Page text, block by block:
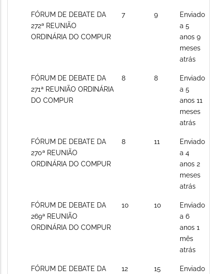
Sem
novos
posts
FÓRUM DE DEBATE DA
272ª REUNIÃO
ORDINÁRIA DO COMPUR
7 9
Enviado
a 5
anos 9
meses
atrás
Sem
novos
posts
FÓRUM DE DEBATE DA
271ª REUNIÃO ORDINÁRIA
DO COMPUR
8 8
Enviado
a 5
anos 11
meses
atrás
Sem
novos
posts
FÓRUM DE DEBATE DA
270ª REUNIÃO
ORDINÁRIA DO COMPUR
8 11
Enviado
a 4
anos 2
meses
atrás
Sem
novos
posts
FÓRUM DE DEBATE DA
269ª REUNIÃO
ORDINÁRIA DO COMPUR
10 10
Enviado
a 6
anos 1
mês
atrás
Sem
FÓRUM DE DEBATE DA
12 15
Enviado